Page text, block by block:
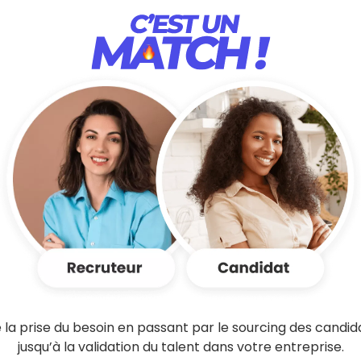
la prise du besoin en passant par le sourcing des
jusqu’à la validation du talent dans votre entreprise.